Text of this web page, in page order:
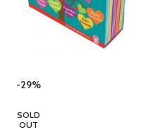
-29%
SOLD
OUT